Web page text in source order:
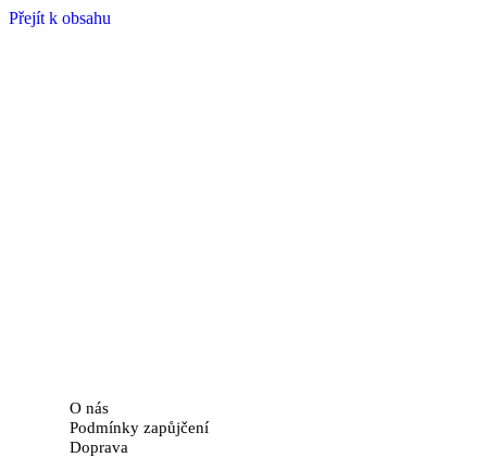
Přejít k obsahu
O nás
Podmínky zapůjčení
Doprava